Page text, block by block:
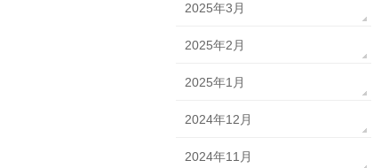
2025年3月
2025年2月
2025年1月
2024年12月
2024年11月